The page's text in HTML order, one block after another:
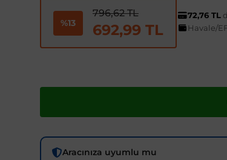
%13
796,62 TL
692,99 TL
72,76 TL
Havale/
Aracınıza uyumlu mu